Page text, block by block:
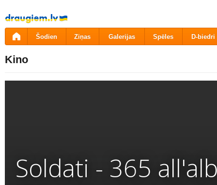
Pāriet
uz
saturu
Šodien Ziņas Galerijas Spēles D-biedri
Kino
Soldati - 365